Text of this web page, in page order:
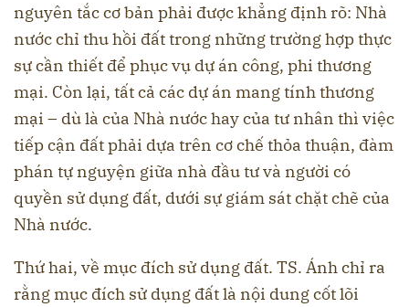
nguyên tắc cơ bản phải được khẳng định rõ: Nhà
nước chỉ thu hồi đất trong những trường hợp thực
sự cần thiết để phục vụ dự án công, phi thương
mại. Còn lại, tất cả các dự án mang tính thương
mại – dù là của Nhà nước hay của tư nhân thì việc
tiếp cận đất phải dựa trên cơ chế thỏa thuận, đàm
phán tự nguyện giữa nhà đầu tư và người có
quyền sử dụng đất, dưới sự giám sát chặt chẽ của
Nhà nước.
Thứ hai, về mục đích sử dụng đất. TS. Ánh chỉ ra
rằng mục đích sử dụng đất là nội dung cốt lõi